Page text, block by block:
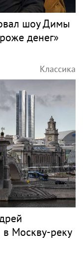
шоу Димы
денег»
Классика
в Москву-реку